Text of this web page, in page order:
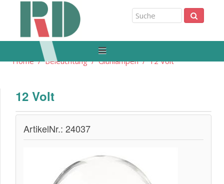
Home Beleuchtung Glühlampen 12 Volt
12 Volt
ArtikelNr.: 24037